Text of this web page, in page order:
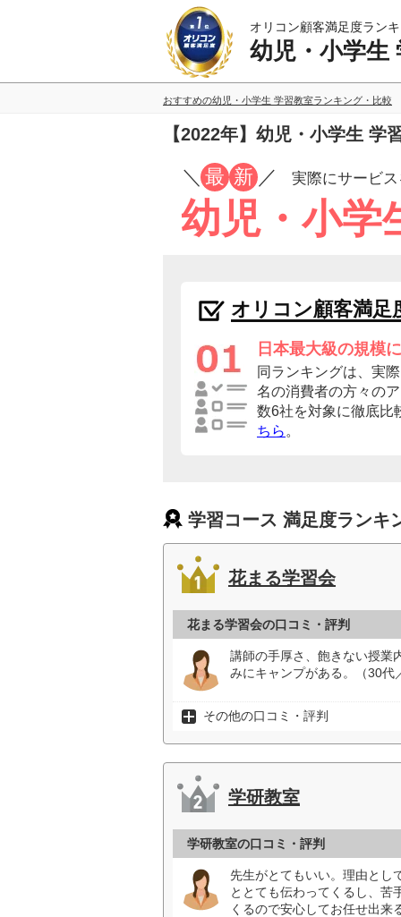
オリコン顧客満足度ラン
幼児・小学生
おすすめの幼児・小学生 学習教室ランキング・比較
【2022年】幼児・小学生 学
／ 最 新 ／ 実際にサービ
幼児・小学
オリコン顧客満足
日本最大級の規模
同ランキングは、実
名の消費者の方々の
数6社を対象に徹底比
ちら 。
学習コース 満足度ランキ
花まる学習会
花まる学習会の口コミ・評判
講師の手厚さ、飽きない授業
みにキャンプがある。（30代
その他の口コミ・評判
学研教室
学研教室の口コミ・評判
先生がとてもいい。理由とし
ととても伝わってくるし、苦
くるので安心してお任せ出来